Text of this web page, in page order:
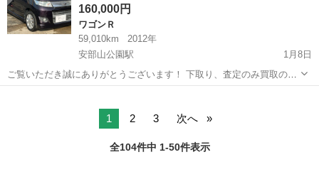
160,000円
ワゴンＲ
59,010km
2012年
安部山公園駅
1月8日
ご覧いただき誠にありがとうございます！ 下取り、査定のみ買取のみ
も大歓迎です♩ クレジット決済も対応しております！ 掲載は随時更新
1 2 3 次へ
全104件中 1-50件表示